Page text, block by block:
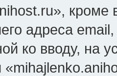
кроме
адреса
ко вводу, на